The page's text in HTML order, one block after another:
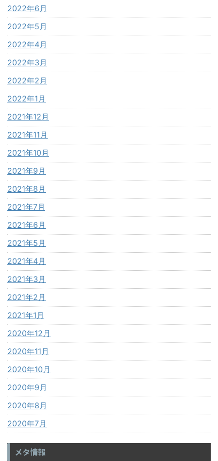
2022年6月
2022年5月
2022年4月
2022年3月
2022年2月
2022年1月
2021年12月
2021年11月
2021年10月
2021年9月
2021年8月
2021年7月
2021年6月
2021年5月
2021年4月
2021年3月
2021年2月
2021年1月
2020年12月
2020年11月
2020年10月
2020年9月
2020年8月
2020年7月
メタ情報